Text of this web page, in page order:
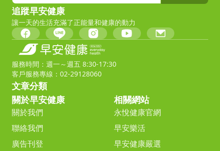
追蹤早安健康
讓一天的生活充滿了正能量和健康的動力
服務時間：週一～週五 8:30-17:30
客戶服務專線：02-29128060
文章分類
關於早安健康
關於我們
聯絡我們
廣告刊登
相關網站
永悅健康官網
早安樂活
早安健康嚴選